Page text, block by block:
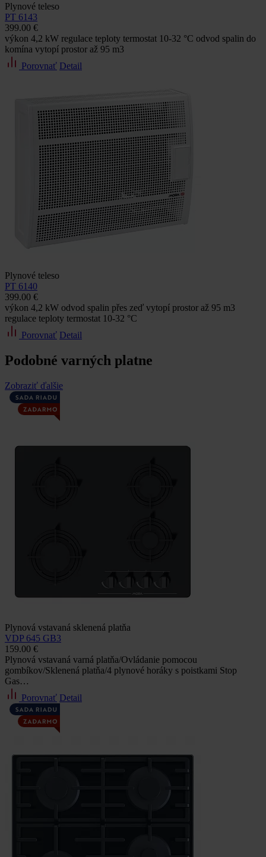
Plynové teleso
PT 6143
399.00 €
výkon 4,2 kW regulace teploty termostat 10-32 °C odvod spalin do
komína vytopí prostor až 95 m3
Porovnať Detail
Plynové teleso
PT 6140
399.00 €
výkon 4,2 kW odvod spalin přes zeď vytopí prostor až 95 m3
regulace teploty termostat 10-32 °C
Porovnať Detail
Podobné varných platne
Zobraziť ďalšie
Plynová vstavaná sklenená platňa
VDP 645 GB3
159.00 €
Plynová vstavaná varná platňa/Ovládanie pomocou
gombíkov/Sklenená platňa/4 plynové horáky s poistkami Stop
Gas…
Porovnať Detail